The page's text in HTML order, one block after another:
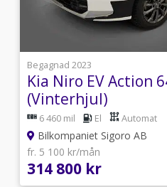
1
Begagnad 2023
Kia Niro EV Action
(Vinterhjul)
6 460 mil El Automat
Bilkompaniet Sigoro AB
fr. 5 100 kr/mån
314 800 kr